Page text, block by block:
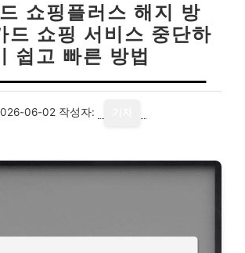
쇼핑플러스 해지 방
드 쇼핑 서비스 중단하
쉽고 빠른 방법
06-02 작성자: